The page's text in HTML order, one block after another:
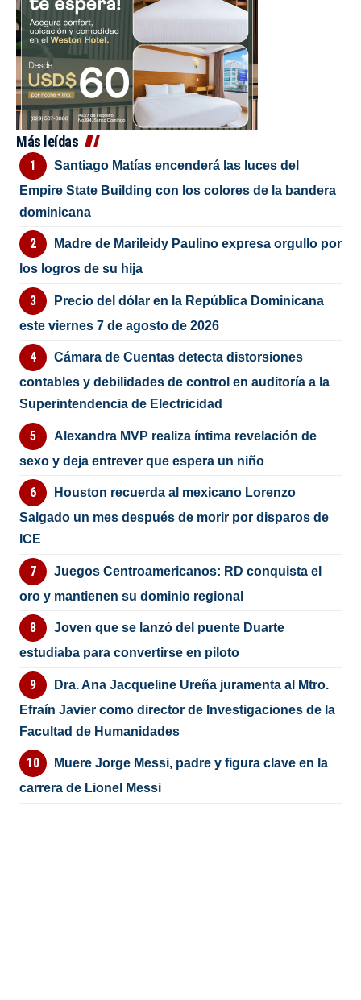
Más leídas
Santiago Matías encenderá las luces del
Empire State Building con los colores de la bandera
dominicana
Madre de Marileidy Paulino expresa orgullo por
los logros de su hija
Precio del dólar en la República Dominicana
este viernes 7 de agosto de 2026
Cámara de Cuentas detecta distorsiones
contables y debilidades de control en auditoría a la
Superintendencia de Electricidad
Alexandra MVP realiza íntima revelación de
sexo y deja entrever que espera un niño
Houston recuerda al mexicano Lorenzo
Salgado un mes después de morir por disparos de
ICE
Juegos Centroamericanos: RD conquista el
oro y mantienen su dominio regional
Joven que se lanzó del puente Duarte
estudiaba para convertirse en piloto
Dra. Ana Jacqueline Ureña juramenta al Mtro.
Efraín Javier como director de Investigaciones de la
Facultad de Humanidades
Muere Jorge Messi, padre y figura clave en la
carrera de Lionel Messi